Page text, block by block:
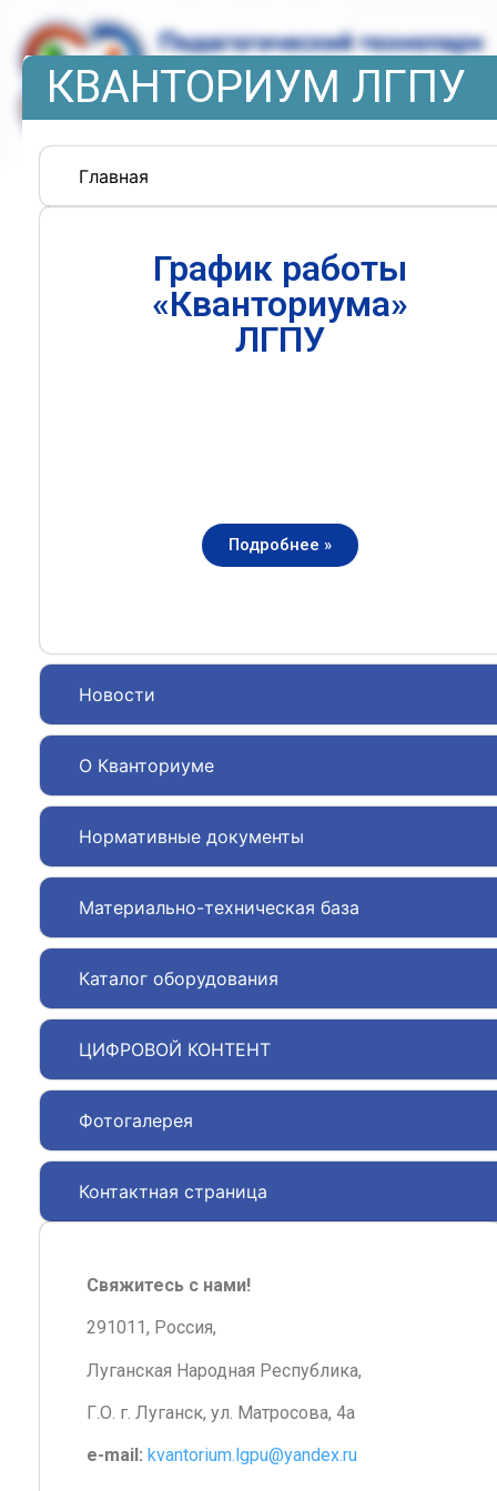
КВАНТОРИУМ ЛГПУ
Главная
Новости
О Кванториуме
Нормативные документы
Материально-техническая база
Каталог оборудования
ЦИФРОВОЙ КОНТЕНТ
Фотогалерея
Контактная страница
График работы
«Кванториума»
ЛГПУ
Подробнее »
Свяжитесь с нами!
291011, Россия,
Луганская Народная Республика,
Г.О. г. Луганск, ул. Матросова, 4а
e-mail: kvantorium.lgpu@yandex.ru